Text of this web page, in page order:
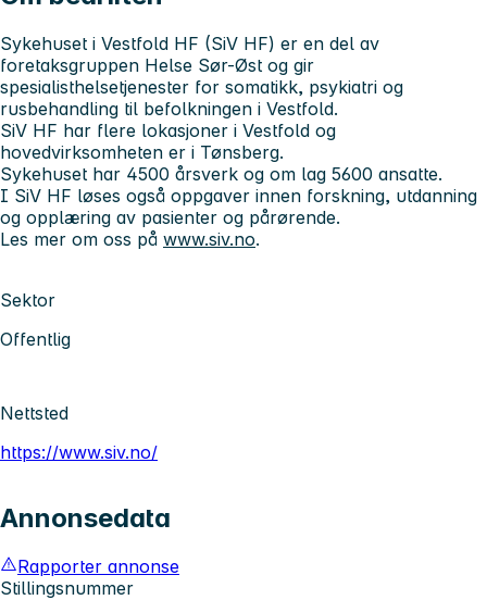
Sykehuset i Vestfold HF (SiV HF) er en del av
foretaksgruppen Helse Sør-Øst og gir
spesialisthelsetjenester for somatikk, psykiatri og
rusbehandling til befolkningen i Vestfold.
SiV HF har flere lokasjoner i Vestfold og
hovedvirksomheten er i Tønsberg.
Sykehuset har 4500 årsverk og om lag 5600 ansatte.
I SiV HF løses også oppgaver innen forskning, utdanning
og opplæring av pasienter og pårørende.
Les mer om oss på www.siv.no.
Sektor
Offentlig
Nettsted
https://www.siv.no/
Annonsedata
Rapporter annonse
Stillingsnummer